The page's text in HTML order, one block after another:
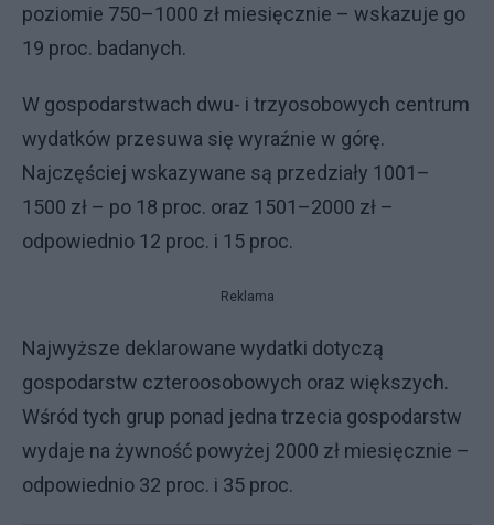
poziomie 750–1000 zł miesięcznie – wskazuje go
19 proc. badanych.
W gospodarstwach dwu- i trzyosobowych centrum
wydatków przesuwa się wyraźnie w górę.
Najczęściej wskazywane są przedziały 1001–
1500 zł – po 18 proc. oraz 1501–2000 zł –
odpowiednio 12 proc. i 15 proc.
Reklama
Najwyższe deklarowane wydatki dotyczą
gospodarstw czteroosobowych oraz większych.
Wśród tych grup ponad jedna trzecia gospodarstw
wydaje na żywność powyżej 2000 zł miesięcznie –
odpowiednio 32 proc. i 35 proc.